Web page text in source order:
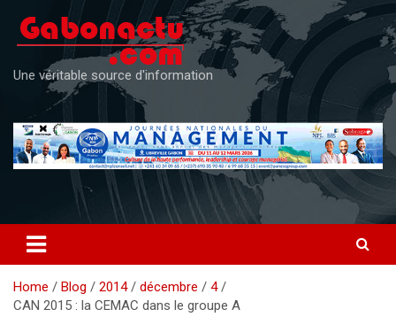
content
Une véritable source d'information
Home Blog 2014 décembre
4
CAN 2015 : la CEMAC dans le groupe A